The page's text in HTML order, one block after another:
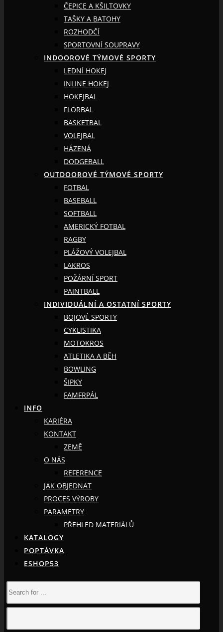
ČEPICE A KŠILTOVKY
TAŠKY A BATOHY
ROZHODČÍ
SPORTOVNÍ SOUPRAVY
INDOOROVÉ TÝMOVÉ SPORTY
LEDNÍ HOKEJ
INLINE HOKEJ
HOKEJBAL
FLORBAL
BASKETBAL
VOLEJBAL
HÁZENÁ
DODGEBALL
OUTDOOROVÉ TÝMOVÉ SPORTY
FOTBAL
BASEBALL
SOFTBALL
AMERICKÝ FOTBAL
RAGBY
PLÁŽOVÝ VOLEJBAL
LAKROS
POŽÁRNÍ SPORT
PAINTBALL
INDIVIDUÁLNÍ A OSTATNÍ SPORTY
BOJOVÉ SPORTY
CYKLISTIKA
MOTOKROS
ATLETIKA A BĚH
BOWLING
ŠIPKY
FAMFRPÁL
INFO
KARIÉRA
KONTAKT
ZEMĚ
O NÁS
REFERENCE
JAK OBJEDNAT
PROCES VÝROBY
PARAMETRY
PŘEHLED MATERIÁLŮ
KATALOGY
POPTÁVKA
ESHOP53